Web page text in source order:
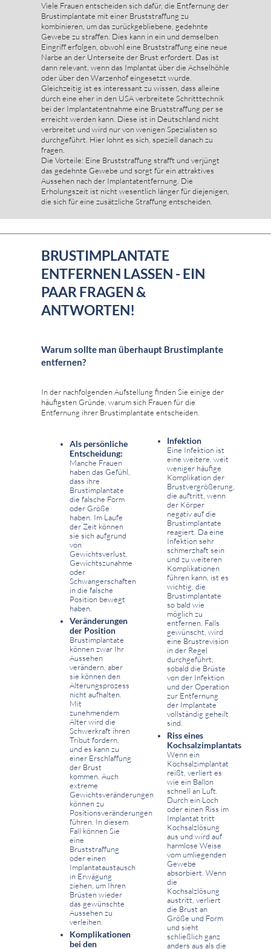
Viele Frauen entscheiden sich dafür, die Entfernung der
Brustimplantate mit einer Bruststraffung zu
kombinieren, um das zurückgebliebene, gedehnte
Gewebe zu straffen. Dies kann in ein und demselben
Eingriff erfolgen, obwohl eine Bruststraffung eine neue
Narbe an der Unterseite der Brust erfordert. Das ist
dann relevant, wenn das Implantat über die Achselhöhle
oder über den Warzenhof eingesetzt wurde.
Gleichzeitig ist es interessant zu wissen, dass alleine
durch eine eher in den USA verbreitete Schritttechnik
bei der Implantatentnahme eine Bruststraffung per se
erreicht werden kann. Diese ist in Deutschland nicht
verbreitet und wird nur von wenigen Spezialisten so
durchgeführt. Hier lohnt es sich, speziell danach zu
fragen.
Die Vorteile: Eine Bruststraffung strafft und verjüngt
das gedehnte Gewebe und sorgt für ein attraktives
Aussehen nach der Implantatentfernung. Die
Erholungszeit ist nicht wesentlich länger für diejenigen,
die sich für eine zusätzliche Straffung entscheiden.
BRUSTIMPLANTATE
ENTFERNEN LASSEN - EIN
PAAR FRAGEN &
ANTWORTEN!
Warum sollte man überhaupt Brustimplante
entfernen?
In der nachfolgenden Aufstellung finden Sie einige der
häufigsten Gründe, warum sich Frauen für die
Entfernung ihrer Brustimplantate entscheiden.
Als persönliche
Entscheidung:
Manche Frauen
haben das Gefühl,
dass ihre
Brustimplantate
die falsche Form
oder Größe
haben. Im Laufe
der Zeit können
sie sich aufgrund
von
Gewichtsverlust,
Gewichtszunahme
oder
Schwangerschaften
in die falsche
Position bewegt
haben.
Veränderungen
der Position
Brustimplantate
können zwar Ihr
Aussehen
verändern, aber
sie können den
Alterungsprozess
nicht aufhalten.
Mit
zunehmendem
Alter wird die
Schwerkraft ihren
Tribut fordern,
und es kann zu
einer Erschlaffung
der Brust
kommen. Auch
extreme
Gewichtsveränderungen
können zu
Positionsveränderungen
führen. In diesem
Fall können Sie
eine
Bruststraffung
oder einen
Implantataustausch
in Erwägung
ziehen, um Ihren
Brüsten wieder
das gewünschte
Aussehen zu
verleihen.
Komplikationen
bei den
Infektion
Eine Infektion ist
eine weitere, weit
weniger häufige
Komplikation der
Brustvergrößerung,
die auftritt, wenn
der Körper
negativ auf die
Brustimplantate
reagiert. Da eine
Infektion sehr
schmerzhaft sein
und zu weiteren
Komplikationen
führen kann, ist es
wichtig, die
Brustimplantate
so bald wie
möglich zu
entfernen. Falls
gewünscht, wird
eine Brustrevision
in der Regel
durchgeführt,
sobald die Brüste
von der Infektion
und der Operation
zur Entfernung
der Implantate
vollständig geheilt
sind.
Riss eines
Kochsalzimplantats
Wenn ein
Kochsalzimplantat
reißt, verliert es
wie ein Ballon
schnell an Luft.
Durch ein Loch
oder einen Riss im
Implantat tritt
Kochsalzlösung
aus und wird auf
harmlose Weise
vom umliegenden
Gewebe
absorbiert. Wenn
die
Kochsalzlösung
austritt, verliert
die Brust an
Größe und Form
und sieht
schließlich ganz
anders aus als die